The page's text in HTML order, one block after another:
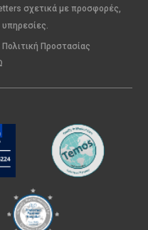
σχετικά με προσφορές,
Προστασίας